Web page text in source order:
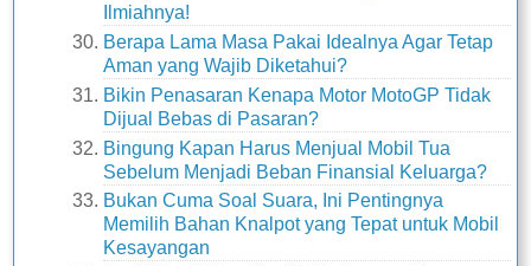
Ilmiahnya!
Berapa Lama Masa Pakai Idealnya Agar Tetap
Aman yang Wajib Diketahui?
Bikin Penasaran Kenapa Motor MotoGP Tidak
Dijual Bebas di Pasaran?
Bingung Kapan Harus Menjual Mobil Tua
Sebelum Menjadi Beban Finansial Keluarga?
Bukan Cuma Soal Suara, Ini Pentingnya
Memilih Bahan Knalpot yang Tepat untuk Mobil
Kesayangan